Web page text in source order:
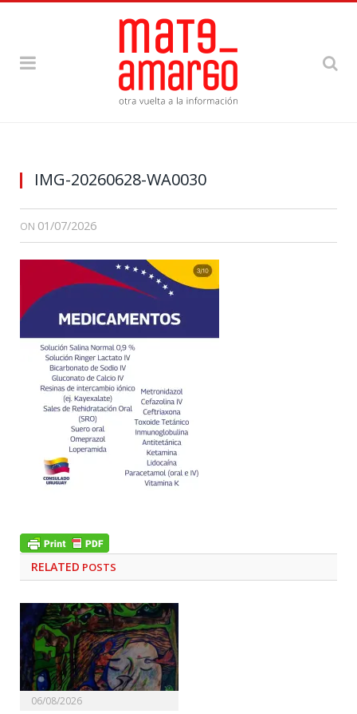
IMG-20260628-WA0030
ON 01/07/2026
RELATED POSTS
06/08/2026